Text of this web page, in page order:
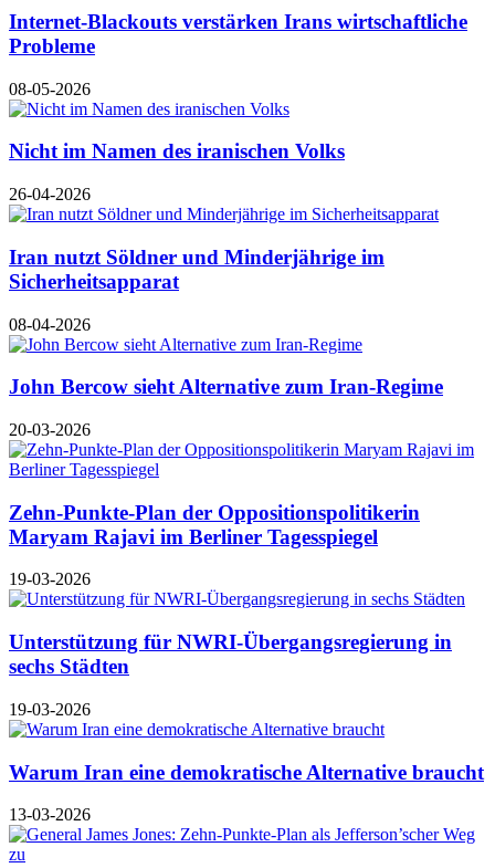
Internet-Blackouts verstärken Irans wirtschaftliche
Probleme
08-05-2026
Nicht im Namen des iranischen Volks
26-04-2026
Iran nutzt Söldner und Minderjährige im
Sicherheitsapparat
08-04-2026
John Bercow sieht Alternative zum Iran-Regime
20-03-2026
Zehn-Punkte-Plan der Oppositionspolitikerin
Maryam Rajavi im Berliner Tagesspiegel
19-03-2026
Unterstützung für NWRI-Übergangsregierung in
sechs Städten
19-03-2026
Warum Iran eine demokratische Alternative braucht
13-03-2026